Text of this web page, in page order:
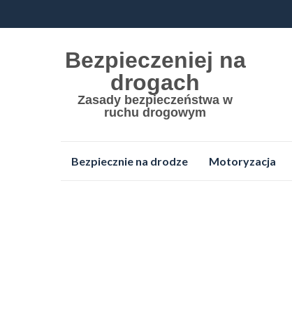
Bezpieczeniej na
drogach
Zasady bezpieczeństwa w
ruchu drogowym
Bezpiecznie na drodze Motoryzacja